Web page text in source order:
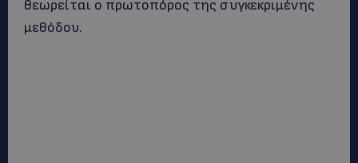
θεωρείται ο πρωτοπόρος της συγκεκριμένης
μεθόδου.